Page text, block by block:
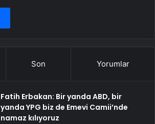
Son Yorumlar
Fatih Erbakan: Bir yanda ABD, bir
yanda YPG biz de Emevi Camii’nde
namaz kılıyoruz